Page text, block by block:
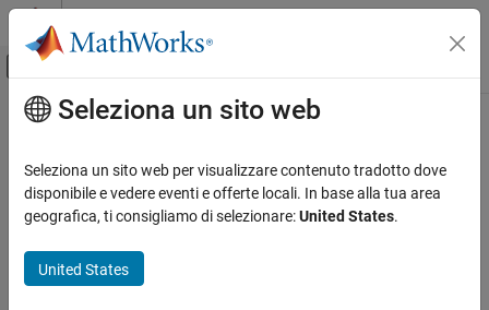
Vai al contenuto
Attiva/disattiva menu di navigazione
Pagina iniziale della documentazione
FPGA, ASIC, and SoC Development
Contenuto principale
Seleziona un sito web
Seleziona un sito web per visualizzare contenuto tradotto dove
disponibile e vedere eventi e offerte locali. In base alla tua area
geografica, ti consigliamo di selezionare:United States.
United States